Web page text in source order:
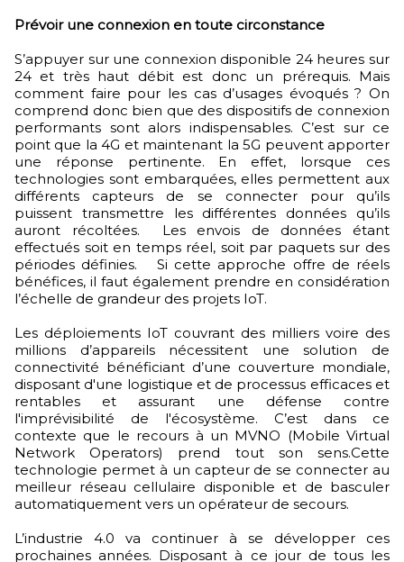
Prévoir une connexion en toute circonstance
S’appuyer sur une connexion disponible 24 heures sur
24 et très haut débit est donc un prérequis. Mais
comment faire pour les cas d’usages évoqués ? On
comprend donc bien que des dispositifs de connexion
performants sont alors indispensables. C’est sur ce
point que la 4G et maintenant la 5G peuvent apporter
une réponse pertinente. En effet, lorsque ces
technologies sont embarquées, elles permettent aux
différents capteurs de se connecter pour qu’ils
puissent transmettre les différentes données qu’ils
auront récoltées. Les envois de données étant
effectués soit en temps réel, soit par paquets sur des
périodes définies. Si cette approche offre de réels
bénéfices, il faut également prendre en considération
l’échelle de grandeur des projets IoT.
Les déploiements IoT couvrant des milliers voire des
millions d’appareils nécessitent une solution de
connectivité bénéficiant d’une couverture mondiale,
disposant d'une logistique et de processus efficaces et
rentables et assurant une défense contre
l'imprévisibilité de l'écosystème. C’est dans ce
contexte que le recours à un MVNO (Mobile Virtual
Network Operators) prend tout son sens.Cette
technologie permet à un capteur de se connecter au
meilleur réseau cellulaire disponible et de basculer
automatiquement vers un opérateur de secours.
L’industrie 4.0 va continuer à se développer ces
prochaines années. Disposant à ce jour de tous les